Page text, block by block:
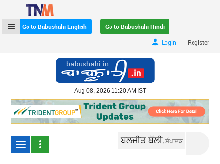
Go to Babushahi English
Go to Babushahi Hindi
Login
| Register
Aug 08, 2026 11:20 AM IST
ਬਲਜੀਤ ਬੱਲੀ,ਸੰਪਾਦਕ